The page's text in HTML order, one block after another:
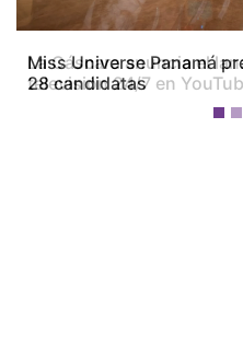
Miss Universe Panamá
28 candidatas